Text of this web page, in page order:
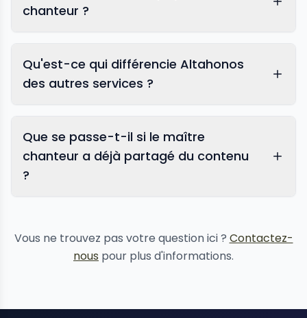
chanteur ?
Qu'est-ce qui différencie Altahonos
des autres services ?
Que se passe-t-il si le maître
chanteur a déjà partagé du contenu
?
Vous ne trouvez pas votre question ici ? Contactez-
nous pour plus d'informations.